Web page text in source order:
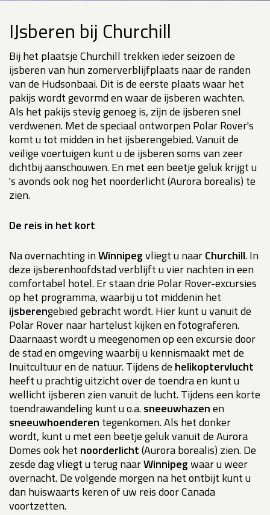
IJsberen bij Churchill
Bij het plaatsje Churchill trekken ieder seizoen de
ijsberen van hun zomerverblijfplaats naar de randen
van de Hudsonbaai. Dit is de eerste plaats waar het
pakijs wordt gevormd en waar de ijsberen wachten.
Als het pakijs stevig genoeg is, zijn de ijsberen snel
verdwenen. Met de speciaal ontworpen Polar Rover's
komt u tot midden in het ijsberengebied. Vanuit de
veilige voertuigen kunt u de ijsberen soms van zeer
dichtbij aanschouwen. En met een beetje geluk krijgt u
's avonds ook nog het noorderlicht (Aurora borealis) te
zien.
De reis in het kort
Na overnachting inWinnipegvliegt u naarChurchill. In
deze ijsberenhoofdstad verblijft u vier nachten in een
comfortabel hotel. Er staan drie Polar Rover-excursies
op het programma, waarbij u tot middenin het
ijsberengebied gebracht wordt. Hier kunt u vanuit de
Polar Rover naar hartelust kijken en fotograferen.
Daarnaast wordt u meegenomen op een excursie door
de stad en omgeving waarbij u kennismaakt met de
Inuitcultuur en de natuur. Tijdens de helikoptervlucht
heeft u prachtig uitzicht over de toendra en kunt u
wellicht ijsberen zien vanuit de lucht. Tijdens een korte
toendrawandeling kunt u o.a.sneeuwhazenen
sneeuwhoenderen tegenkomen. Als het donker
wordt, kunt u met een beetje geluk vanuit de Aurora
Domes ook het noorderlicht(Aurora borealis) zien. De
zesde dag vliegt u terug naarWinnipegwaar u weer
overnacht. De volgende morgen na het ontbijt kunt u
dan huiswaarts keren of uw reis door Canada
voortzetten.